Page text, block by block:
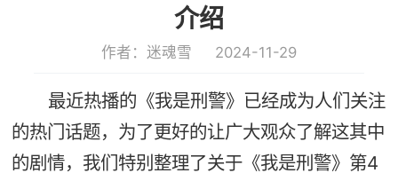
介绍
作者：迷魂雪 2024-11-29
最近热播的《我是刑警》已经成为人们关注
的热门话题，为了更好的让广大观众了解这其中
的剧情，我们特别整理了关于《我是刑警》第4